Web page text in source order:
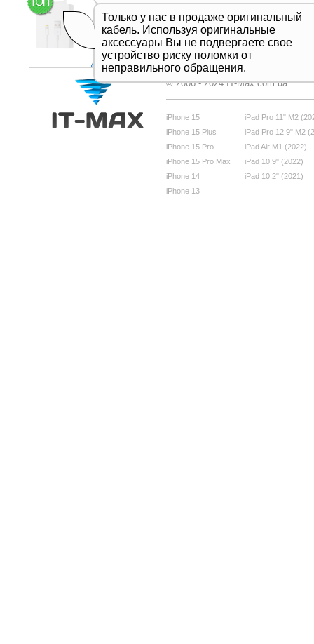
Только у нас в продаже оригинальный
кабель. Используя оригинальные
аксессуары Вы не подвергаете свое
устройство риску поломки от
неправильного обращения.
Дивитись все
© 2006 - 2024 IT-Max.com.ua
iPhone 15
iPhone 15 Plus
iPhone 15 Pro
iPhone 15 Pro Max
iPhone 14
iPhone 13
iPad Pro 11" M2
iPad Pro 12.9" M2
iPad Air M1 (2022)
iPad 10.9" (2022)
iPad 10.2" (2021)